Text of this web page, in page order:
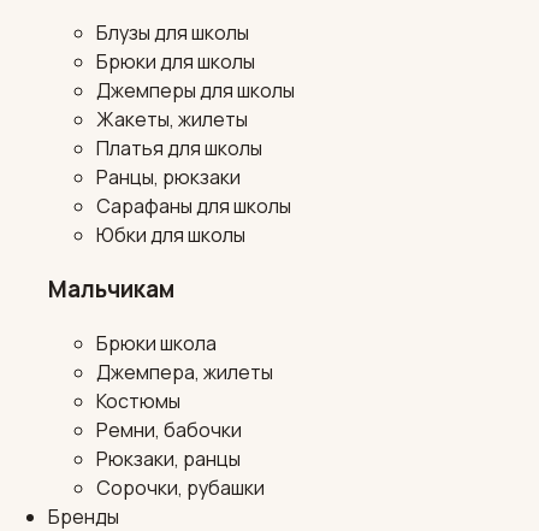
Блузы для школы
Брюки для школы
Джемперы для школы
Жакеты, жилеты
Платья для школы
Ранцы, рюкзаки
Сарафаны для школы
Юбки для школы
Мальчикам
Брюки школа
Джемпера, жилеты
Костюмы
Ремни, бабочки
Рюкзаки, ранцы
Сорочки, рубашки
Бренды